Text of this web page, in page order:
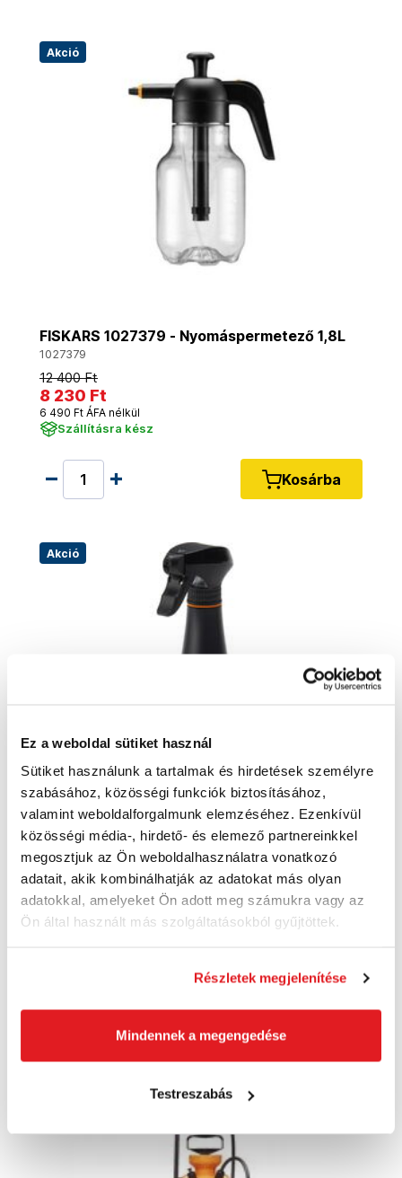
Ez a weboldal sütiket használ
Sütiket használunk a tartalmak és hirdetések személyre
szabásához, közösségi funkciók biztosításához,
valamint weboldalforgalmunk elemzéséhez. Ezenkívül
közösségi média-, hirdető- és elemező partnereinkkel
megosztjuk az Ön weboldalhasználatra vonatkozó
adatait, akik kombinálhatják az adatokat más olyan
adatokkal, amelyeket Ön adott meg számukra vagy az
Ön által használt más szolgáltatásokból gyűjtöttek.
Részletek megjelenítése
Mindennek a megengedése
Testreszabás
Akció
FISKARS 1027379 - Nyomáspermetező 1,8L
1027379
12 400 Ft
8 230 Ft
6 490 Ft ÁFA nélkül
Szállításra kész
Kosárba
Akció
FISKARS 1071306 - Fiskars porlasztó
1071306
3 950 Ft
3 050 Ft
2 410 Ft ÁFA nélkül
Szállításra kész
Kosárba